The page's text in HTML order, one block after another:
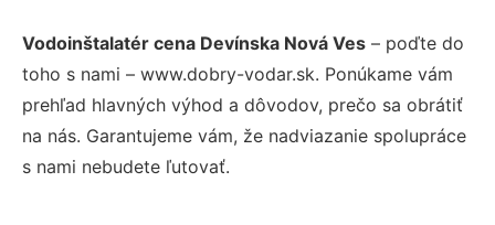
Vodoinštalatér cena Devínska Nová Ves – poďte do
toho s nami – www.dobry-vodar.sk. Ponúkame vám
prehľad hlavných výhod a dôvodov, prečo sa obrátiť
na nás. Garantujeme vám, že nadviazanie spolupráce
s nami nebudete ľutovať.